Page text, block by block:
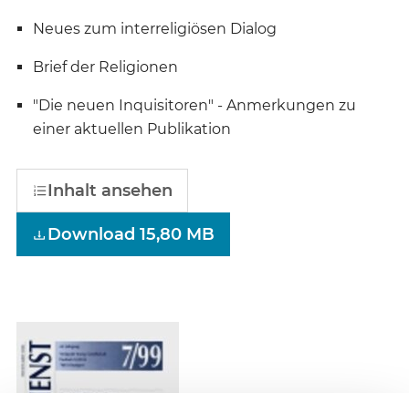
Neues zum interreligiösen Dialog
Brief der Religionen
"Die neuen Inquisitoren" - Anmerkungen zu
einer aktuellen Publikation
Inhalt ansehen
Download 15,80 MB